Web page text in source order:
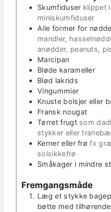
Skum­fiduser klip­pet
miniskumfiduser
Alle for­mer for
man­dler,
anød­der, peanuts,
Mar­ci­pan
Bløde karameller
Blød lakrids
Vingum­mi­er
Knuste bol­sjer eller
Fran­sk nougat
Tør­ret frugt som
stykker eller
Kern­er eller frø fx
solsikkefrø
Småk­ager i min­dre
Frem­gangsmåde
Læg et stykke
bøtte med